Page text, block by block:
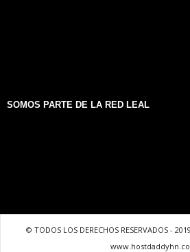
SOMOS PARTE DE LA RED LEAL
© TODOS LOS DERECHOS RESERVADOS -